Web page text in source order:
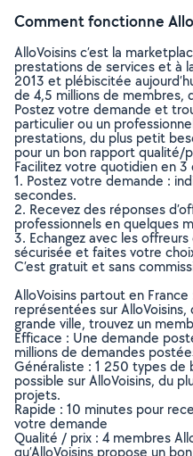
Comment fonctionne
AlloVoisins c’est la
prestations de services et à
2013 et plébiscitée
de 4,5 millions de
Postez votre demande et
particulier ou un
prestations, du plus petit
pour un bon rapport qualité/
Facilitez votre quotidien en 3
1. Postez votre demande :
secondes.
2. Recevez des réponses
professionnels en quelques
3. Echangez avec les
sécurisée et faites votre
C’est gratuit et sans
AlloVoisins partout en
représentées sur
grande ville, trouvez un
Efficace : Une demande
millions de demandes
Généraliste : 1 250 types
possible sur AlloVoisins, du
projets.
Rapide : 10 minutes pour
votre demande
Qualité / prix : 4 membres
qu’AlloVoisins propose un